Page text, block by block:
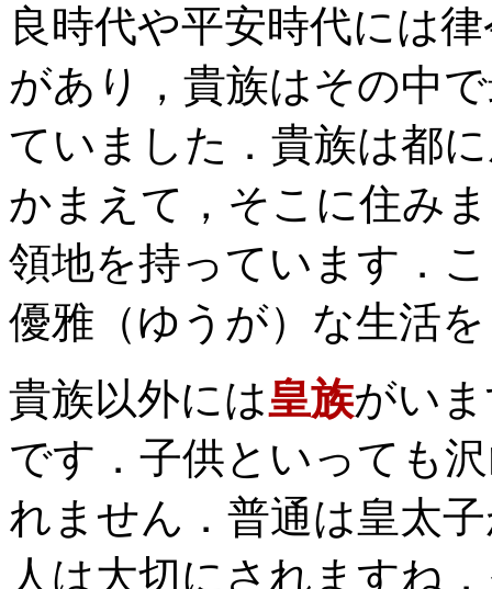
良時代や平安時代には
があり，貴族はその中
ていました．貴族は都
かまえて，そこに住み
領地を持っています．
優雅（ゆうが）な生活
貴族以外には皇族がい
です．子供といっても
れません．普通は皇太
人は大切にされますね